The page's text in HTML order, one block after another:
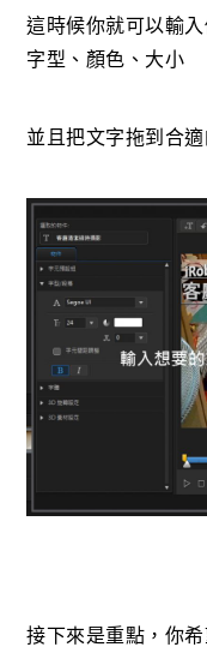
這時候你就可以輸
字型、顏色、大小
並且把文字拖到合
接下來是重點，你